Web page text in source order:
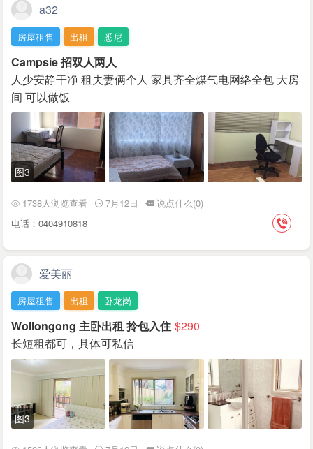
a32
房屋租售 出租 悉尼
Campsie 招双人两人
人少安静干净 租夫妻俩个人 家具齐全煤气电网络全包 大房
间 可以做饭
图3
1738人浏览查看 7月12日
说点什么(0)
电话：0404910818
爱美丽
房屋租售 出租 卧龙岗
Wollongong 主卧出租 拎包入住 $290
长短租都可，具体可私信
图3